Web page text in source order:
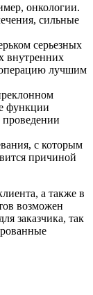
онкологии.
сильные
серьезных
внутренних
лучшим
функции
с которым
причиной
а также в
возможен
заказчика, так